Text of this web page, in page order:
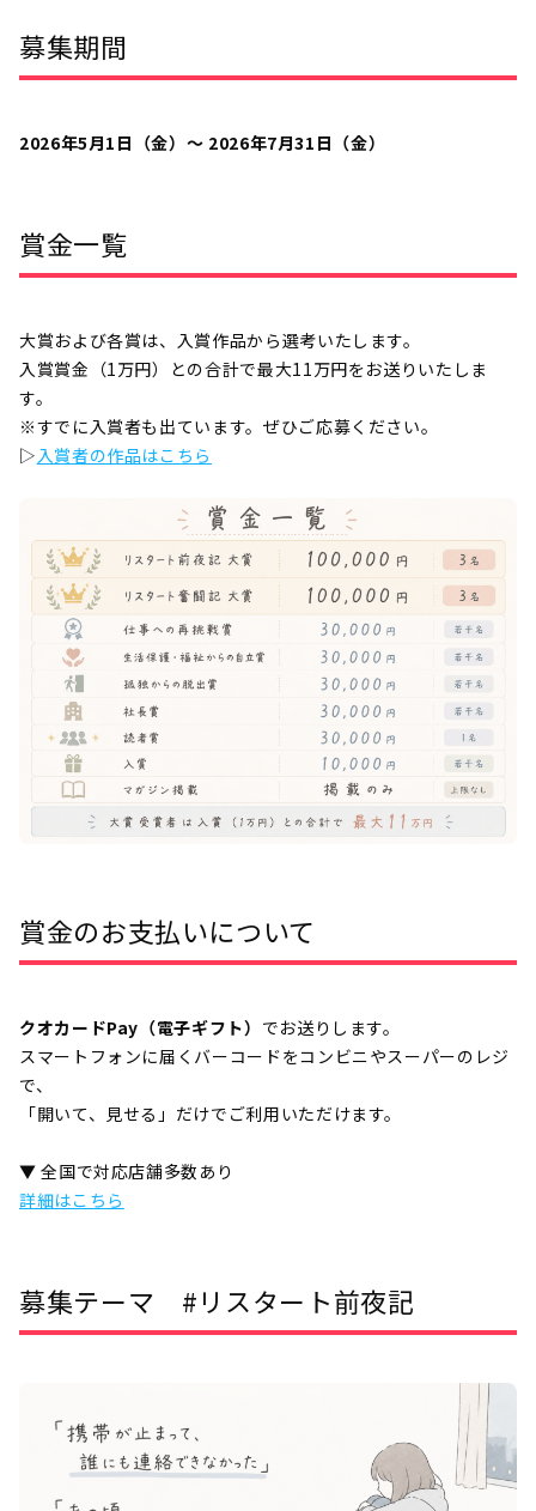
募集期間
2026年5月1日（金）〜 2026年7月31日（金）
賞金一覧
大賞および各賞は、入賞作品から選考いたします。
入賞賞金（1万円）との合計で最大11万円をお送りいたしま
す。
※すでに入賞者も出ています。ぜひご応募ください。
▷入賞者の作品はこちら
賞金のお支払いについて
クオカードPay（電子ギフト） でお送りします。
スマートフォンに届くバーコードをコンビニやスーパーのレジ
で、
「開いて、見せる」だけでご利用いただけます。
▼ 全国で対応店舗多数あり
詳細はこちら
募集テーマ #リスタート前夜記